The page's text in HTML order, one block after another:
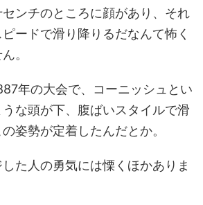
ンチのところに顔があり、それ
ードで滑り降りるだなんて怖く
。
年の大会で、コーニッシュとい
な頭が下、腹ばいスタイルで滑
姿勢が定着したんだとか。
た人の勇気には慄くほかありま